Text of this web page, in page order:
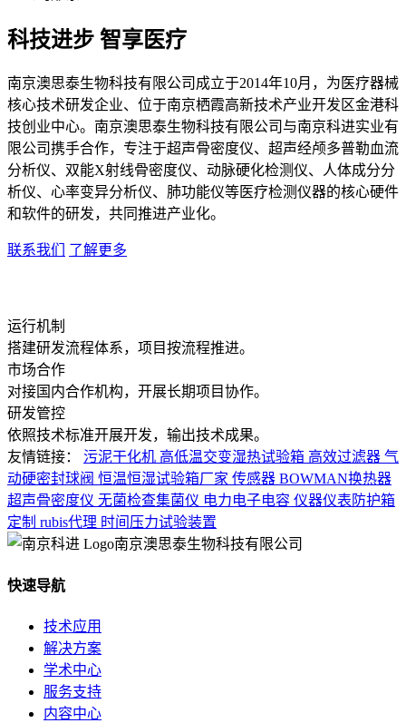
科技进步 智享医疗
南京澳思泰生物科技有限公司成立于2014年10月，为医疗器械
核心技术研发企业、位于南京栖霞高新技术产业开发区金港科
技创业中心。南京澳思泰生物科技有限公司与南京科进实业有
限公司携手合作，专注于超声骨密度仪、超声经颅多普勒血流
分析仪、双能X射线骨密度仪、动脉硬化检测仪、人体成分分
析仪、心率变异分析仪、肺功能仪等医疗检测仪器的核心硬件
和软件的研发，共同推进产业化。
联系我们 了解更多
运行机制
搭建研发流程体系，项目按流程推进。
市场合作
对接国内合作机构，开展长期项目协作。
研发管控
依照技术标准开展开发，输出技术成果。
友情链接：
污泥干化机 高低温交变湿热试验箱 高效过滤器 气
动硬密封球阀 恒温恒湿试验箱厂家 传感器 BOWMAN换热器
超声骨密度仪 无菌检查集菌仪 电力电子电容 仪器仪表防护箱
定制 rubis代理 时间压力试验装置
南京澳思泰生物科技有限公司
快速导航
技术应用
解决方案
学术中心
服务支持
内容中心